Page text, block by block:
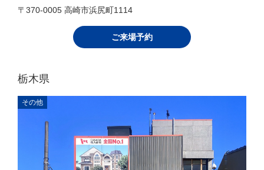
〒370-0005 高崎市浜尻町1114
ご来場予約
栃木県
その他